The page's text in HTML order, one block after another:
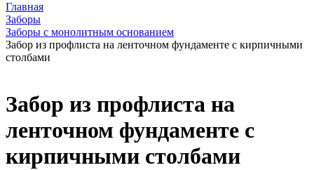
Главная
Заборы
Заборы с монолитным основанием
Забор из профлиста на ленточном фундаменте с кирпичными
столбами
Забор из профлиста на
ленточном фундаменте с
кирпичными столбами